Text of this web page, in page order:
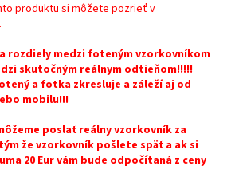
produktu si môžete pozrieť v
za rozdiely medzi foteným vzorkovníkom
skutočným reálnym odtieňom!!!!!
a fotka zkresluje a záleží aj od
mobilu!!!
poslať reálny vzorkovník za
že vzorkovník pošlete späť a ak si
20 Eur vám bude odpočítaná z ceny